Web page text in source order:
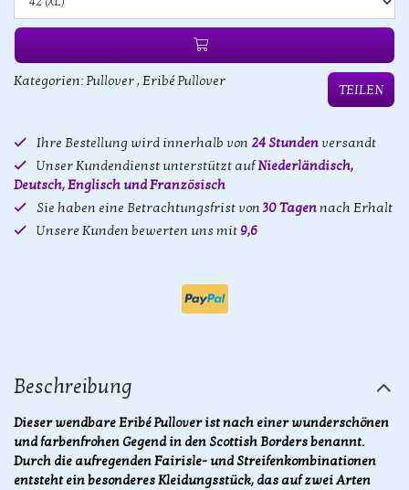
Kategorien: Pullover, Eribé Pullover
TEILEN
Ihre Bestellung wird innerhalb von 24 Stunden versandt
Unser Kundendienst unterstützt aufNiederländisch,
Deutsch, Englisch und Französisch
Sie haben eine Betrachtungsfrist von30 Tagennach Erhalt
Unsere Kunden bewerten uns mit 9,6
Beschreibung
Dieser wendbare Eribé Pullover ist nach einer wunderschönen
und farbenfrohen Gegend in den Scottish Borders benannt.
Durch die aufregenden Fairisle- und Streifenkombinationen
entsteht ein besonderes Kleidungsstück, das auf zwei Arten